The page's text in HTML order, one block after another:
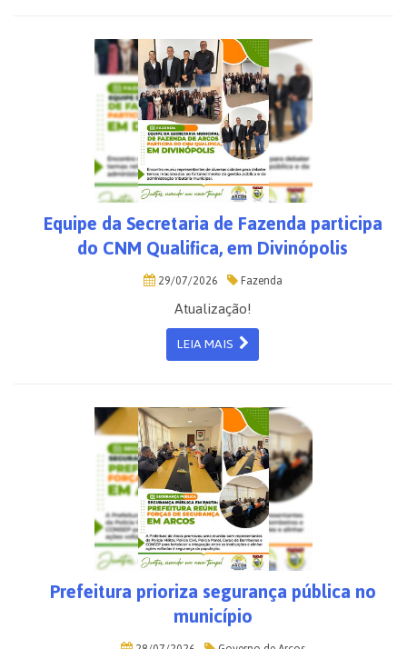
Equipe da Secretaria de Fazenda participa
do CNM Qualifica, em Divinópolis
29/07/2026 Fazenda
Atualização!
LEIA MAIS
Prefeitura prioriza segurança pública no
município